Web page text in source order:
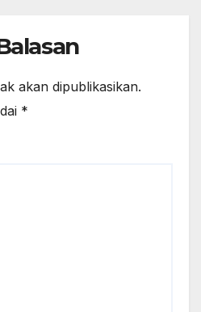
akan dipublikasikan.
*